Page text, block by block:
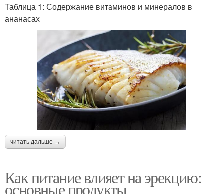
Таблица 1: Содержание витаминов и минералов в
ананасах
читать дальше →
Как питание влияет на эрекцию:
основные продукты